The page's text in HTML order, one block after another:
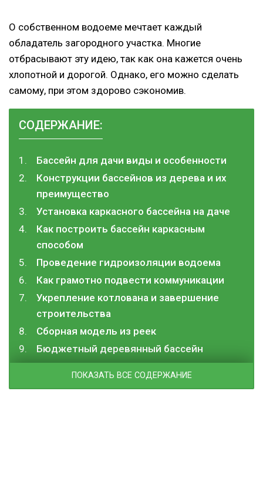
О собственном водоеме мечтает каждый
обладатель загородного участка. Многие
отбрасывают эту идею, так как она кажется очень
хлопотной и дорогой. Однако, его можно сделать
самому, при этом здорово сэкономив.
СОДЕРЖАНИЕ:
Бассейн для дачи виды и особенности
Конструкции бассейнов из дерева и их
преимущество
Установка каркасного бассейна на даче
Как построить бассейн каркасным
способом
Проведение гидроизоляции водоема
Как грамотно подвести коммуникации
Укрепление котлована и завершение
строительства
Сборная модель из реек
Бюджетный деревянный бассейн
ПОКАЗАТЬ ВСЕ СОДЕРЖАНИЕ